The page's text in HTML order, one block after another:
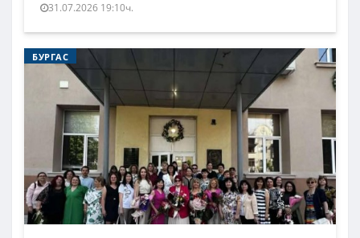
31.07.2026 19:10ч.
БУРГАС